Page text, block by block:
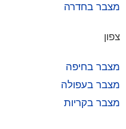
מצבר בחדרה
צפון
מצבר בחיפה
מצבר בעפולה
מצבר בקריות